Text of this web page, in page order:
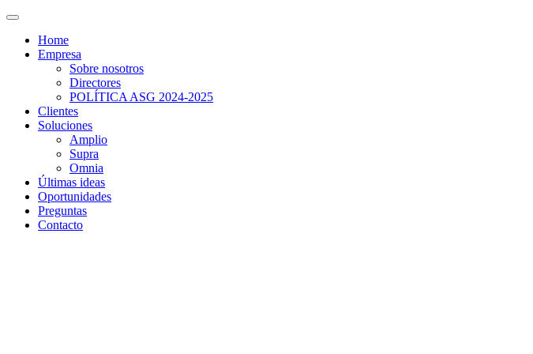
Home
Empresa
Sobre nosotros
Directores
POLÍTICA ASG 2024-2025
Clientes
Soluciones
Amplio
Supra
Omnia
Últimas ideas
Oportunidades
Preguntas
Contacto